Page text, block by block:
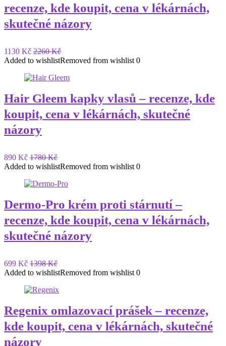
recenze, kde koupit, cena v lékárnách,
skutečné názory
1130 Kč 2260 Kč
Added to wishlistRemoved from wishlist 0
Hair Gleem kapky vlasů – recenze, kde
koupit, cena v lékárnách, skutečné
názory
890 Kč 1780 Kč
Added to wishlistRemoved from wishlist 0
Dermo-Pro krém proti stárnutí –
recenze, kde koupit, cena v lékárnách,
skutečné názory
699 Kč 1398 Kč
Added to wishlistRemoved from wishlist 0
Regenix omlazovací prášek – recenze,
kde koupit, cena v lékárnách, skutečné
názory